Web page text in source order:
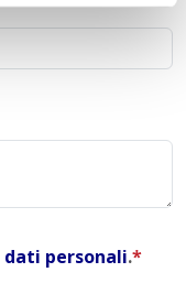
dati personali.*